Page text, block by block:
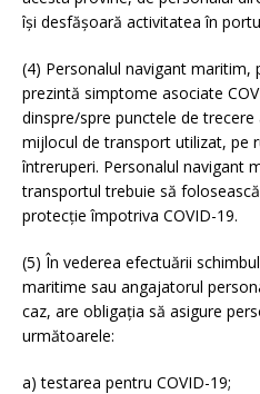
își desfășoară activitatea în
(4) Personalul navigant maritim,
prezintă simptome asociate
dinspre/spre punctele de
mijlocul de transport utilizat, pe
întreruperi. Personalul navigant
transportul trebuie să
protecție împotriva COVID-19.
(5) În vederea efectuării
maritime sau angajatorul
caz, are obligația să asigure
următoarele:
a) testarea pentru COVID-19;